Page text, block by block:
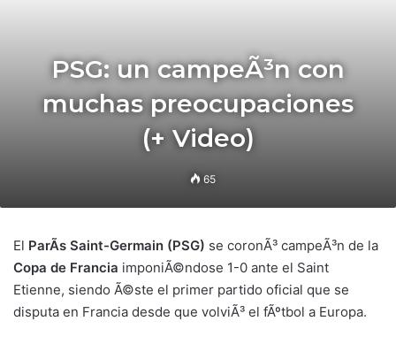
PSG: un campeÃ³n con
muchas preocupaciones
(+ Video)
65
El ParÃ­s Saint-Germain (PSG) se coronÃ³ campeÃ³n de la
Copa de Francia imponiÃ©ndose 1-0 ante el Saint
Etienne, siendo Ã©ste el primer partido oficial que se
disputa en Francia desde que volviÃ³ el fÃºtbol a Europa.